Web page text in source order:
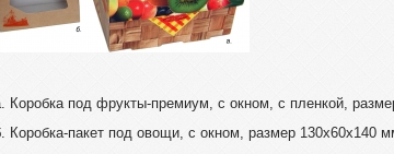
Коробка под фрукты-премиум, с окном, с пленкой,
Коробка-пакет под овощи, с окном, размер 130х60х140